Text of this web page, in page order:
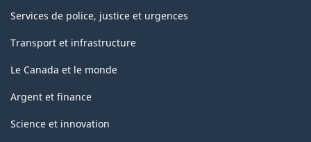
Services de police, justice et urgences
Transport et infrastructure
Le Canada et le monde
Argent et finance
Science et innovation